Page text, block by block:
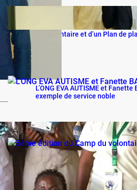
Projet EchosdELLES contre le
et ses partenaires disposent
Argumentaire et d’un Plan de
L’ONG EVA AUTISME et Fanette
exemple de service noble
5ème édition du Camp du
millier de citoyens bénéficient
des activités médicales et